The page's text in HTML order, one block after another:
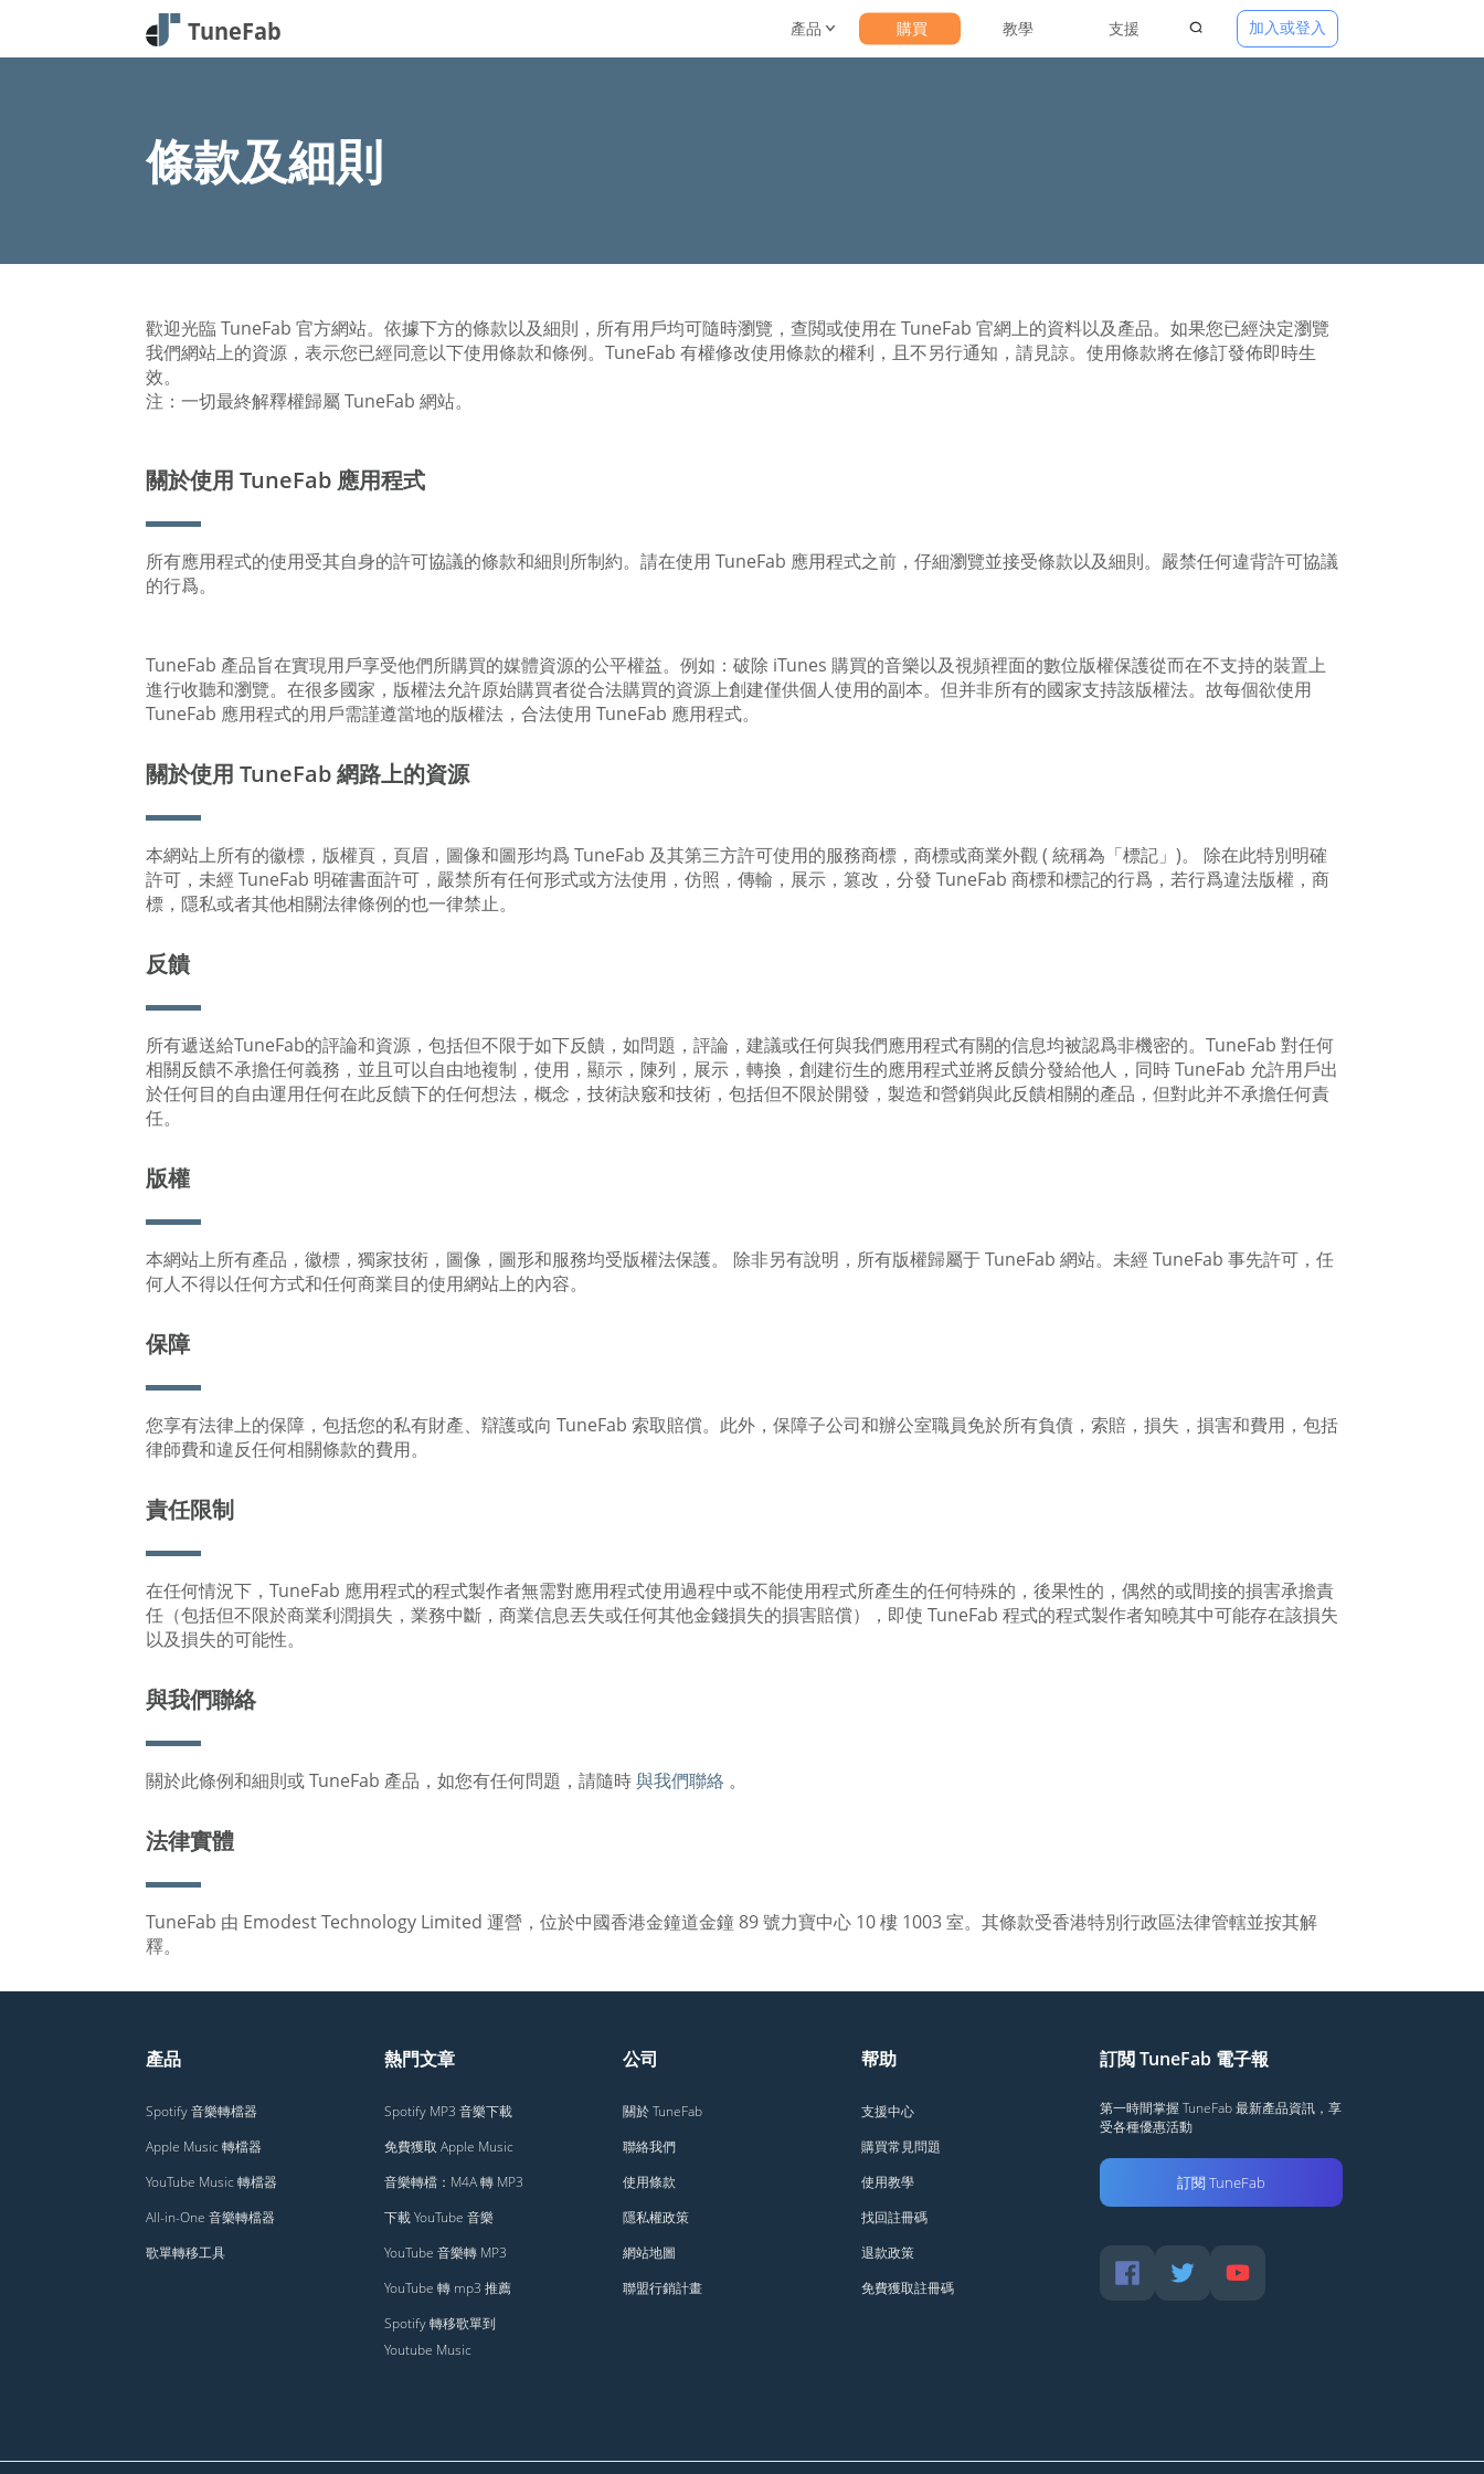
產品 購買 教學 支援 加入或登入
條款及細則
歡迎光臨 TuneFab 官方網站。依據下方的條款以及細則，所有用戶均可隨時瀏覽，查閲或使用在 TuneFab 官網上的資料以及產品。如果您已經決定瀏覽
我們網站上的資源，表示您已經同意以下使用條款和條例。TuneFab 有權修改使用條款的權利，且不另行通知，請見諒。使用條款將在修訂發佈即時生
效。
注：一切最終解釋權歸屬 TuneFab 網站。
關於使用 TuneFab 應用程式
所有應用程式的使用受其自身的許可協議的條款和細則所制約。請在使用 TuneFab 應用程式之前，仔細瀏覽並接受條款以及細則。嚴禁任何違背許可協議
的行爲。
TuneFab 產品旨在實現用戶享受他們所購買的媒體資源的公平權益。例如：破除 iTunes 購買的音樂以及視頻裡面的數位版權保護從而在不支持的裝置上
進行收聽和瀏覽。在很多國家，版權法允許原始購買者從合法購買的資源上創建僅供個人使用的副本。但并非所有的國家支持該版權法。故每個欲使用
TuneFab 應用程式的用戶需謹遵當地的版權法，合法使用 TuneFab 應用程式。
關於使用 TuneFab 網路上的資源
本網站上所有的徽標，版權頁，頁眉，圖像和圖形均爲 TuneFab 及其第三方許可使用的服務商標，商標或商業外觀 ( 統稱為「標記」)。 除在此特別明確
許可，未經 TuneFab 明確書面許可，嚴禁所有任何形式或方法使用，仿照，傳輸，展示，篡改，分發 TuneFab 商標和標記的行爲，若行爲違法版權，商
標，隱私或者其他相關法律條例的也一律禁止。
反饋
所有遞送給TuneFab的評論和資源，包括但不限于如下反饋，如問題，評論，建議或任何與我們應用程式有關的信息均被認爲非機密的。TuneFab 對任何
相關反饋不承擔任何義務，並且可以自由地複制，使用，顯示，陳列，展示，轉換，創建衍生的應用程式並將反饋分發給他人，同時 TuneFab 允許用戶出
於任何目的自由運用任何在此反饋下的任何想法，概念，技術訣竅和技術，包括但不限於開發，製造和營銷與此反饋相關的產品，但對此并不承擔任何責
任。
版權
本網站上所有產品，徽標，獨家技術，圖像，圖形和服務均受版權法保護。 除非另有說明，所有版權歸屬于 TuneFab 網站。未經 TuneFab 事先許可，任
何人不得以任何方式和任何商業目的使用網站上的內容。
保障
您享有法律上的保障，包括您的私有財產、辯護或向 TuneFab 索取賠償。此外，保障子公司和辦公室職員免於所有負債，索賠，損失，損害和費用，包括
律師費和違反任何相關條款的費用。
責任限制
在任何情況下，TuneFab 應用程式的程式製作者無需對應用程式使用過程中或不能使用程式所產生的任何特殊的，後果性的，偶然的或間接的損害承擔責
任（包括但不限於商業利潤損失，業務中斷，商業信息丟失或任何其他金錢損失的損害賠償），即使 TuneFab 程式的程式製作者知曉其中可能存在該損失
以及損失的可能性。
與我們聯絡
關於此條例和細則或 TuneFab 產品，如您有任何問題，請隨時與我們聯絡 。
法律實體
TuneFab 由 Emodest Technology Limited 運營，位於中國香港金鐘道金鐘 89 號力寶中心 10 樓 1003 室。其條款受香港特別行政區法律管轄並按其解
釋。
產品
Spotify 音樂轉檔器
Apple Music 轉檔器
YouTube Music 轉檔器
All-in-One 音樂轉檔器
歌單轉移工具
熱門文章
Spotify MP3 音樂下載
免費獲取 Apple Music
音樂轉檔：M4A 轉 MP3
下載 YouTube 音樂
YouTube 音樂轉 MP3
YouTube 轉 mp3 推薦
Spotify 轉移歌單到
Youtube Music
公司
關於 TuneFab
聯絡我們
使用條款
隱私權政策
網站地圖
聯盟行銷計畫
帮助
支援中心
購買常見問題
使用教學
找回註冊碼
退款政策
免費獲取註冊碼
訂閲 TuneFab 電子報
第一時間掌握 TuneFab 最新產品資訊，享
受各種優惠活動
訂閱 TuneFab